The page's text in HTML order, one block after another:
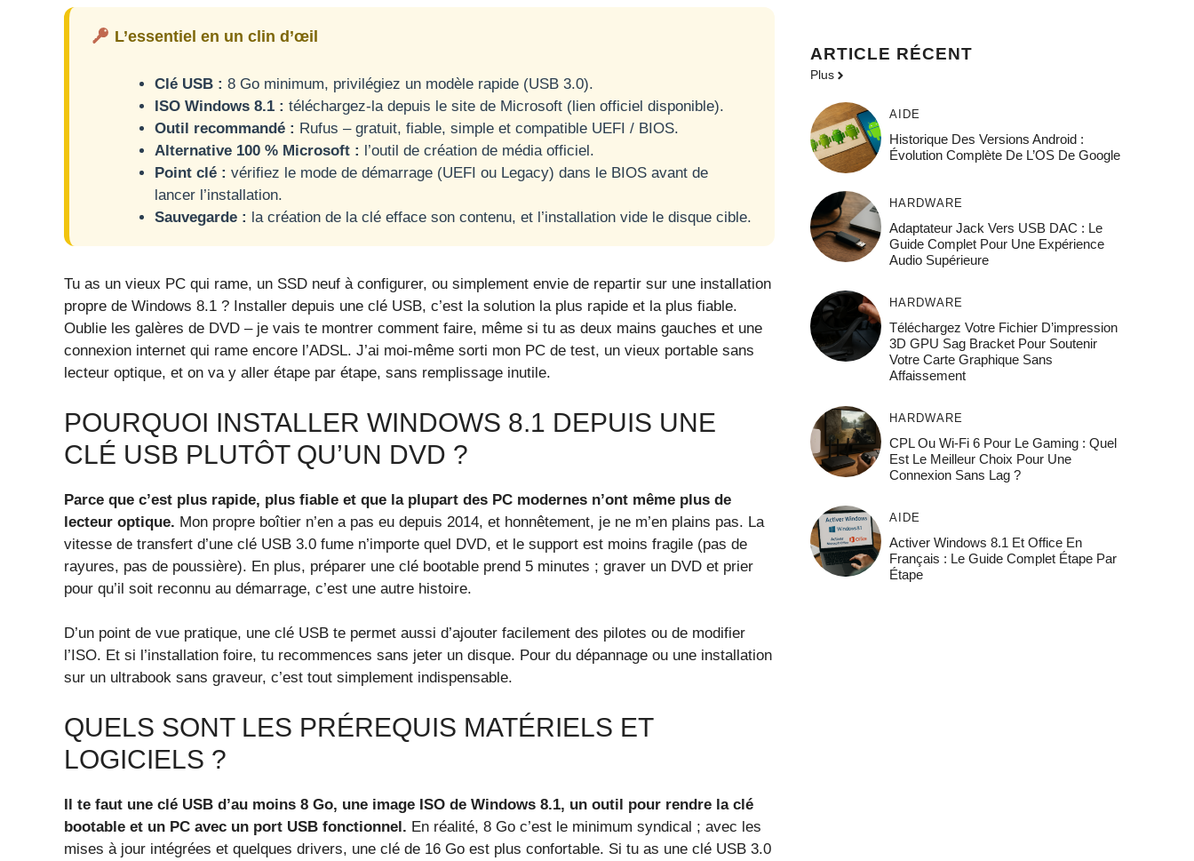
L’essentiel en un clin d’œil
Clé USB : 8 Go minimum, privilégiez un modèle rapide (USB 3.0).
ISO Windows 8.1 : téléchargez-la depuis le site de Microsoft (lien officiel disponible).
Outil recommandé : Rufus – gratuit, fiable, simple et compatible UEFI / BIOS.
Alternative 100 % Microsoft :
l’outil de création de média officiel.
Point clé : vérifiez le mode de démarrage (UEFI ou Legacy) dans le BIOS avant de
lancer l’installation.
Sauvegarde : la création de la clé efface son contenu, et l’installation vide le disque cible.
Tu as un vieux PC qui rame, un SSD neuf à configurer, ou simplement envie de repartir sur une installation
propre de Windows 8.1 ? Installer depuis une clé USB, c’est la solution la plus rapide et la plus fiable.
Oublie les galères de DVD – je vais te montrer comment faire, même si tu as deux mains gauches et une
connexion internet qui rame encore l’ADSL. J’ai moi-même sorti mon PC de test, un vieux portable sans
lecteur optique, et on va y aller étape par étape, sans remplissage inutile.
POURQUOI INSTALLER WINDOWS 8.1 DEPUIS UNE
CLÉ USB PLUTÔT QU’UN DVD ?
Parce que c’est plus rapide, plus fiable et que la plupart des PC modernes n’ont même plus de
lecteur optique. Mon propre boîtier n’en a pas eu depuis 2014, et honnêtement, je ne m’en plains pas. La
vitesse de transfert d’une clé USB 3.0 fume n’importe quel DVD, et le support est moins fragile (pas de
rayures, pas de poussière). En plus, préparer une clé bootable prend 5 minutes ; graver un DVD et prier
pour qu’il soit reconnu au démarrage, c’est une autre histoire.
D’un point de vue pratique, une clé USB te permet aussi d’ajouter facilement des pilotes ou de modifier
l’ISO. Et si l’installation foire, tu recommences sans jeter un disque. Pour du dépannage ou une installation
sur un ultrabook sans graveur, c’est tout simplement indispensable.
QUELS SONT LES PRÉREQUIS MATÉRIELS ET
LOGICIELS ?
Il te faut une clé USB d’au moins 8 Go, une image ISO de Windows 8.1, un outil pour rendre la clé
bootable et un PC avec un port USB fonctionnel. En réalité, 8 Go c’est le minimum syndical ; avec les
mises à jour intégrées et quelques drivers, une clé de 16 Go est plus confortable. Si tu as une clé USB 3.0
ARTICLE RÉCENT
Plus
AIDE
Historique Des Versions Android :
Évolution Complète De L’OS De Google
HARDWARE
Adaptateur Jack Vers USB DAC : Le
Guide Complet Pour Une Expérience
Audio Supérieure
HARDWARE
Téléchargez Votre Fichier D’impression
3D GPU Sag Bracket Pour Soutenir
Votre Carte Graphique Sans
Affaissement
HARDWARE
CPL Ou Wi-Fi 6 Pour Le Gaming : Quel
Est Le Meilleur Choix Pour Une
Connexion Sans Lag ?
AIDE
Activer Windows 8.1 Et Office En
Français : Le Guide Complet Étape Par
Étape